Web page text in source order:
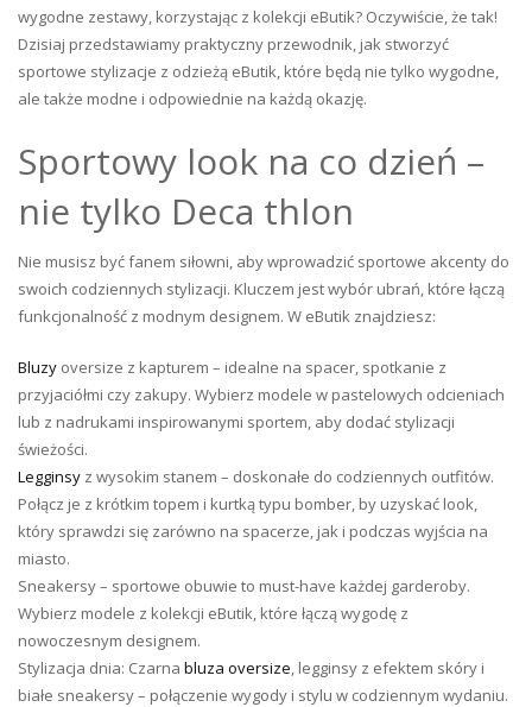
wygodne zestawy, korzystając z kolekcji eButik? Oczywiście, że tak!
Dzisiaj przedstawiamy praktyczny przewodnik, jak stworzyć
sportowe stylizacje z odzieżą eButik, które będą nie tylko wygodne,
ale także modne i odpowiednie na każdą okazję.
Sportowy look na co dzień –
nie tylko Deca thlon
Nie musisz być fanem siłowni, aby wprowadzić sportowe akcenty do
swoich codziennych stylizacji. Kluczem jest wybór ubrań, które łączą
funkcjonalność z modnym designem. W eButik znajdziesz:
Bluzy oversize z kapturem – idealne na spacer, spotkanie z
przyjaciółmi czy zakupy. Wybierz modele w pastelowych odcieniach
lub z nadrukami inspirowanymi sportem, aby dodać stylizacji
świeżości.
Legginsy z wysokim stanem – doskonałe do codziennych outfitów.
Połącz je z krótkim topem i kurtką typu bomber, by uzyskać look,
który sprawdzi się zarówno na spacerze, jak i podczas wyjścia na
miasto.
Sneakersy – sportowe obuwie to must-have każdej garderoby.
Wybierz modele z kolekcji eButik, które łączą wygodę z
nowoczesnym designem.
Stylizacja dnia: Czarna bluza oversize, legginsy z efektem skóry i
białe sneakersy – połączenie wygody i stylu w codziennym wydaniu.